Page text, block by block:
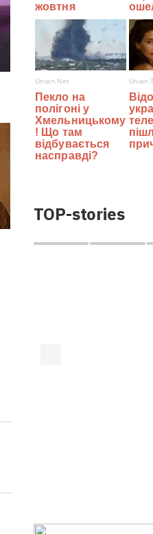
TOP-stories